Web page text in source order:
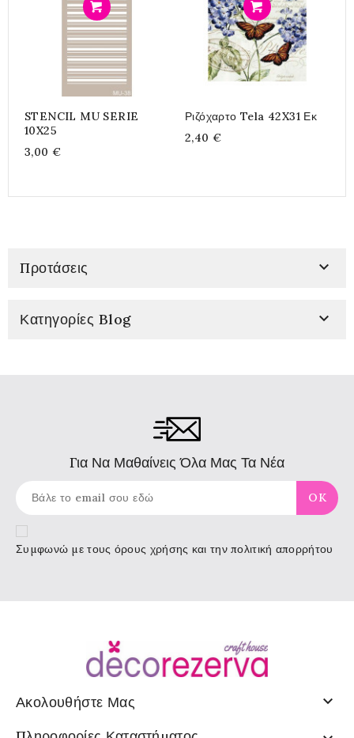
STENCIL MU SERIE
10X25
3,00 €
Ριζόχαρτο Tela 42X31 Εκ
2,40 €
Προτάσεις 
Κατηγορίες Blog 
Για Να Μαθαίνεις Όλα Μας Τα Νέα
Συμφωνώ με τους όρους χρήσης και την πολιτική απορρήτου
Ακολουθήστε Μας 